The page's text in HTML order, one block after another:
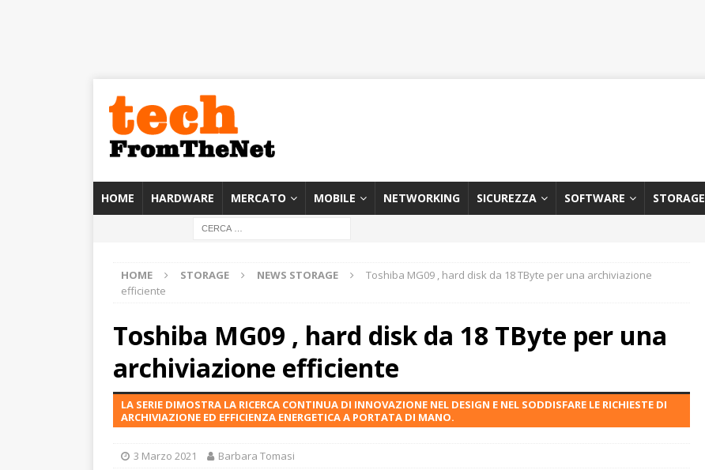
HOME HARDWARE MERCATO MOBILE NETWORKING SICUREZZA SOFTWARE STORAGE
HOME STORAGE NEWS STORAGE
Toshiba MG09 , hard disk da 18 TByte per una archiviazione
efficiente
Toshiba MG09 , hard disk da 18 TByte per una
archiviazione efficiente
LA SERIE DIMOSTRA LA RICERCA CONTINUA DI INNOVAZIONE NEL DESIGN E NEL SODDISFARE LE RICHIESTE DI
ARCHIVIAZIONE ED EFFICIENZA ENERGETICA A PORTATA DI MANO.
3 Marzo 2021 Barbara Tomasi